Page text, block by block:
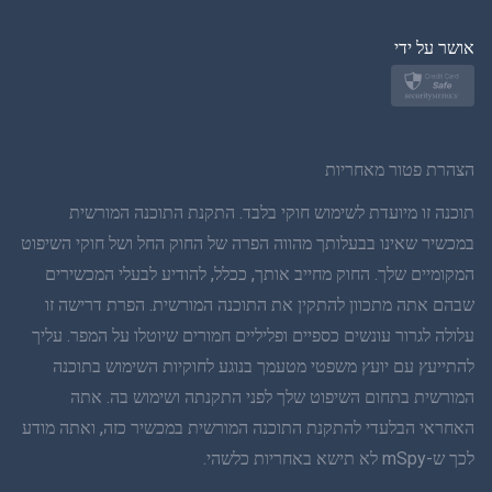
תאית
סינית פשוטה
דנית
הינדי
עברית
אושר על ידי
הצהרת פטור מאחריות
תוכנה זו מיועדת לשימוש חוקי בלבד. התקנת התוכנה המורשית
במכשיר שאינו בבעלותך מהווה הפרה של החוק החל ושל חוקי השיפוט
המקומיים שלך. החוק מחייב אותך, ככלל, להודיע לבעלי המכשירים
שבהם אתה מתכוון להתקין את התוכנה המורשית. הפרת דרישה זו
עלולה לגרור עונשים כספיים ופליליים חמורים שיוטלו על המפר. עליך
להתייעץ עם יועץ משפטי מטעמך בנוגע לחוקיות השימוש בתוכנה
המורשית בתחום השיפוט שלך לפני התקנתה ושימוש בה. אתה
האחראי הבלעדי להתקנת התוכנה המורשית במכשיר כזה, ואתה מודע
לכך ש-mSpy לא תישא באחריות כלשהי.